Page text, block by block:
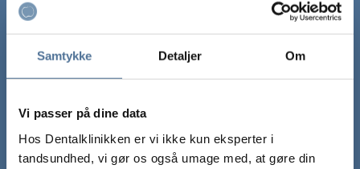
Samtykke Detaljer Om
Vi passer på dine data
Hos Dentalklinikken er vi ikke kun eksperter i
tandsundhed, vi gør os også umage med, at gøre din
priser på almindelige tandbehandlinger.
Prisliste